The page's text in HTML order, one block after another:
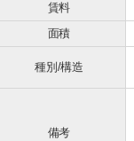
賃料
面積
種別/構造
備考